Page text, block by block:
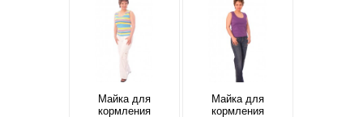
Майка для
кормления
Майка для
кормления